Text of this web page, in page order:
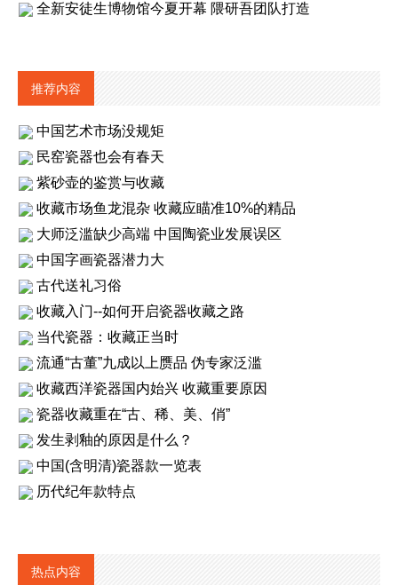
全新安徒生博物馆今夏开幕 隈研吾团队打造
推荐内容
中国艺术市场没规矩
民窑瓷器也会有春天
紫砂壶的鉴赏与收藏
收藏市场鱼龙混杂 收藏应瞄准10%的精品
大师泛滥缺少高端 中国陶瓷业发展误区
中国字画瓷器潜力大
古代送礼习俗
收藏入门--如何开启瓷器收藏之路
当代瓷器：收藏正当时
流通“古董”九成以上赝品 伪专家泛滥
收藏西洋瓷器国内始兴 收藏重要原因
瓷器收藏重在“古、稀、美、俏”
发生剥釉的原因是什么？
中国(含明清)瓷器款一览表
历代纪年款特点
热点内容